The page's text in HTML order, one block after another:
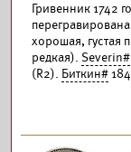
Гривенник 1742
хорошая, густая
редкая). Severin#
(R2). Биткин#